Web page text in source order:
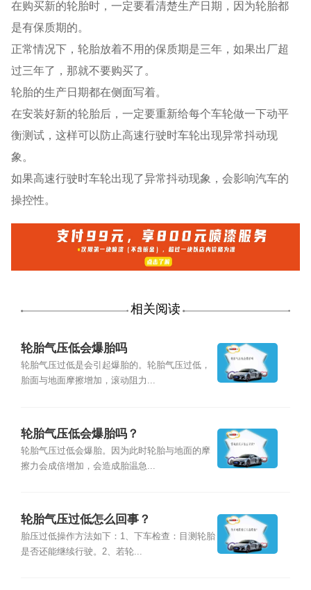
在购买新的轮胎时，一定要看清楚生产日期，因为轮胎都
是有保质期的。
正常情况下，轮胎放着不用的保质期是三年，如果出厂超
过三年了，那就不要购买了。
轮胎的生产日期都在侧面写着。
在安装好新的轮胎后，一定要重新给每个车轮做一下动平
衡测试，这样可以防止高速行驶时车轮出现异常抖动现
象。
如果高速行驶时车轮出现了异常抖动现象，会影响汽车的
操控性。
相关阅读
轮胎气压低会爆胎吗
轮胎气压过低是会引起爆胎的。轮胎气压过低，
胎面与地面摩擦增加，滚动阻力...
轮胎气压低会爆胎吗？
轮胎气压过低会爆胎。因为此时轮胎与地面的摩
擦力会成倍增加，会造成胎温急...
轮胎气压过低怎么回事？
胎压过低操作方法如下：1、下车检查：目测轮胎
是否还能继续行驶。2、若轮...